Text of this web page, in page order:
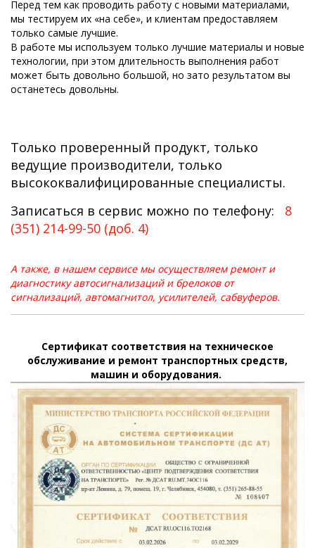
Перед тем как проводить работу с новыми материалами,
мы тестируем их «на себе», и клиентам предоставляем
только самые лучшие.
В работе мы используем только лучшие материалы и новые
технологии, при этом длительность выполнения работ
может быть довольно большой, но зато результатом вы
останетесь довольны.
Только проверенный продукт, только
ведущие производители, только
высококвалифицированные специалисты.
Записаться в сервис можно по телефону: 8
(351) 214-99-50 (доб. 4)
А также, в нашем сервисе мы осуществляем ремонт и
диагностику автосигнализаций и брелоков от
сигнализаций, автомагнитол, усилителей, сабвуферов.
Сертификат соответствия на техническое
обслуживание и ремонт транспортных средств,
машин и оборудования.